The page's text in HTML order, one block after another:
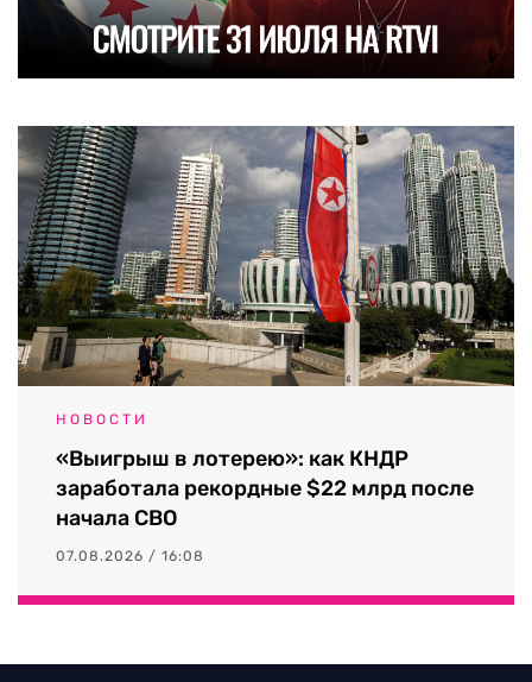
НОВОСТИ
«Выигрыш в лотерею»: как КНДР
заработала рекордные $22 млрд после
начала СВО
07.08.2026 / 16:08